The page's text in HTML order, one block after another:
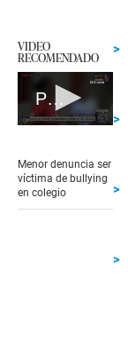
VIDEO
RECOMENDADO
Puente Piedra: menor sufre quemaduras en colegio
of
2
minutes,
Menor denuncia ser
víctima de bullying
en colegio